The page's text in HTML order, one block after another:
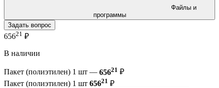
программы
Задать вопрос
65621 ₽
В наличии
Пакет (полиэтилен) 1 шт — 65621 ₽
Пакет (полиэтилен) 1 шт 65621 ₽